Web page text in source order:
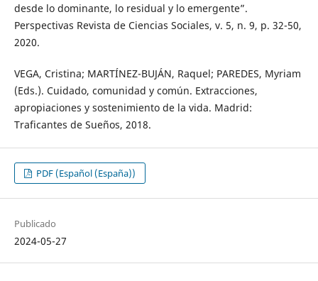
desde lo dominante, lo residual y lo emergente”.
Perspectivas Revista de Ciencias Sociales, v. 5, n. 9, p. 32-50,
2020.
VEGA, Cristina; MARTÍNEZ-BUJÁN, Raquel; PAREDES, Myriam
(Eds.). Cuidado, comunidad y común. Extracciones,
apropiaciones y sostenimiento de la vida. Madrid:
Traficantes de Sueños, 2018.
PDF (Español (España))
Publicado
2024-05-27